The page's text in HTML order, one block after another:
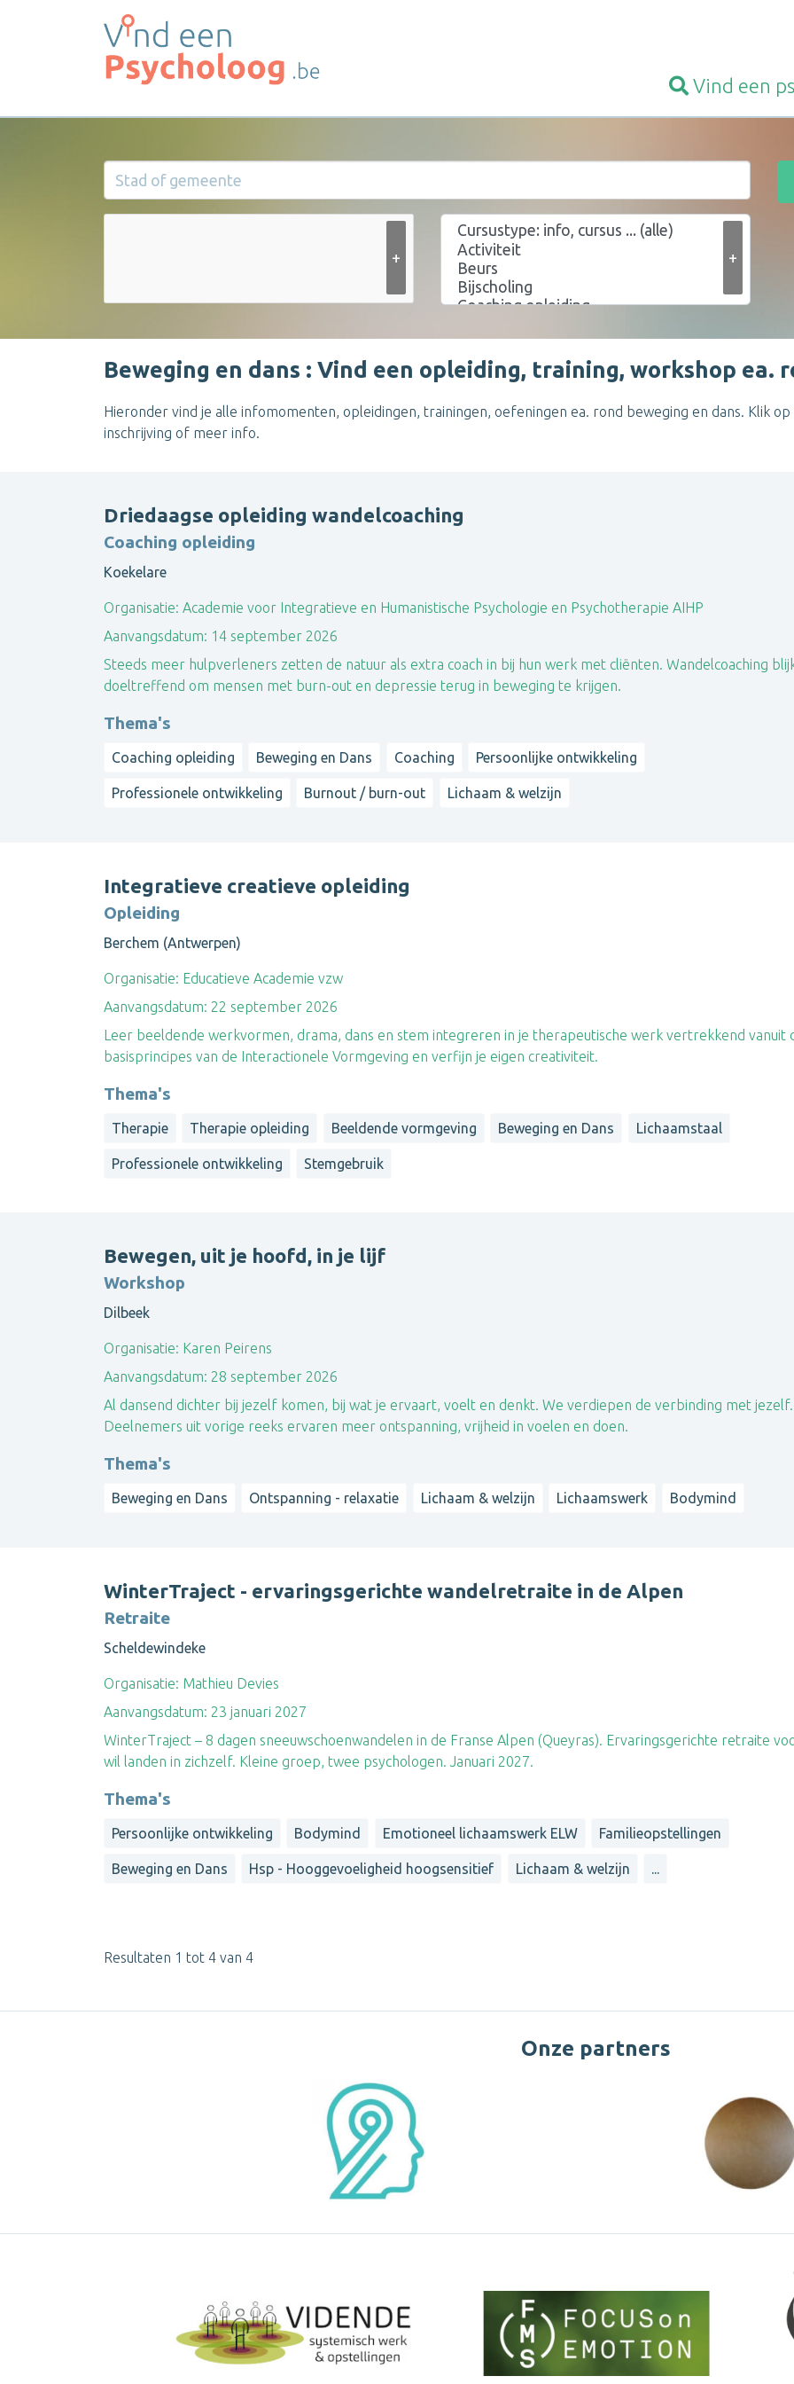
Vind een
+ +
Beweging en dans : Vind een opleiding, training, workshop ea.
Hieronder vind je alle infomomenten, opleidingen, trainingen, oefeningen ea. rond beweging en dans. Klik
inschrijving of meer info.
Driedaagse opleiding wandelcoaching
Coaching opleiding
Koekelare
Organisatie: Academie voor Integratieve en Humanistische Psychologie en Psychotherapie AIHP
Aanvangsdatum: 14 september 2026
Steeds meer hulpverleners zetten de natuur als extra coach in bij hun werk met cliënten. Wandelcoaching
doeltreffend om mensen met burn-out en depressie terug in beweging te krijgen.
Thema's
Coaching opleiding Beweging en Dans Coaching Persoonlijke ontwikkeling
Professionele ontwikkeling Burnout / burn-out Lichaam & welzijn
Integratieve creatieve opleiding
Opleiding
Berchem (Antwerpen)
Organisatie: Educatieve Academie vzw
Aanvangsdatum: 22 september 2026
Leer beeldende werkvormen, drama, dans en stem integreren in je therapeutische werk vertrekkend vanuit
basisprincipes van de Interactionele Vormgeving en verfijn je eigen creativiteit.
Thema's
Therapie Therapie opleiding Beeldende vormgeving Beweging en Dans Lichaamstaal
Professionele ontwikkeling Stemgebruik
Bewegen, uit je hoofd, in je lijf
Workshop
Dilbeek
Organisatie: Karen Peirens
Aanvangsdatum: 28 september 2026
Al dansend dichter bij jezelf komen, bij wat je ervaart, voelt en denkt. We verdiepen de verbinding met jezelf.
Deelnemers uit vorige reeks ervaren meer ontspanning, vrijheid in voelen en doen.
Thema's
Beweging en Dans Ontspanning - relaxatie Lichaam & welzijn Lichaamswerk Bodymind
WinterTraject - ervaringsgerichte wandelretraite in de Alpen
Retraite
Scheldewindeke
Organisatie: Mathieu Devies
Aanvangsdatum: 23 januari 2027
WinterTraject – 8 dagen sneeuwschoenwandelen in de Franse Alpen (Queyras). Ervaringsgerichte retraite
wil landen in zichzelf. Kleine groep, twee psychologen. Januari 2027.
Thema's
Persoonlijke ontwikkeling Bodymind Emotioneel lichaamswerk ELW Familieopstellingen
Beweging en Dans Hsp - Hooggevoeligheid hoogsensitief Lichaam & welzijn ...
Resultaten 1 tot 4 van 4
Onze partners